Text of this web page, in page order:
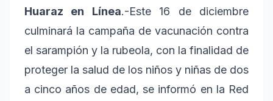
Huaraz en Línea.-Este 16 de diciembre
culminará la campaña de vacunación contra
el sarampión y la rubeola, con la finalidad de
proteger la salud de los niños y niñas de dos
a cinco años de edad, se informó en la Red